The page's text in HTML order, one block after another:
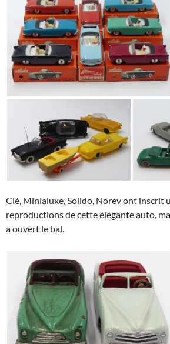
Clé, Minialuxe, Solido, Norev ont inscrit
reproductions de cette élégante auto,
a ouvert le bal.